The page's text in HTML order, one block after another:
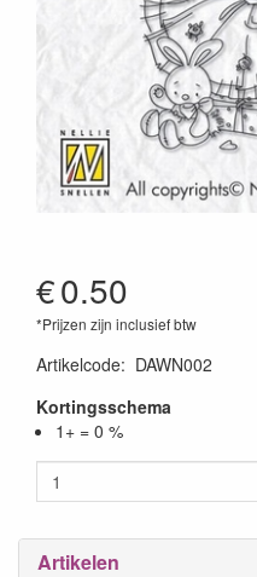
€0.50
*Prijzen zijn inclusief btw
Artikelcode: DAWN002
Kortingsschema
1+ = 0 %
Artikelen